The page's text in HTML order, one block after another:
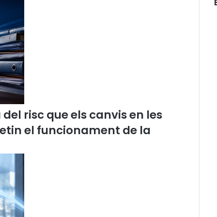
d
e
l
C
o
n
s
e
l
l
e
’
o
c
risc que els canvis en les
el funcionament de la